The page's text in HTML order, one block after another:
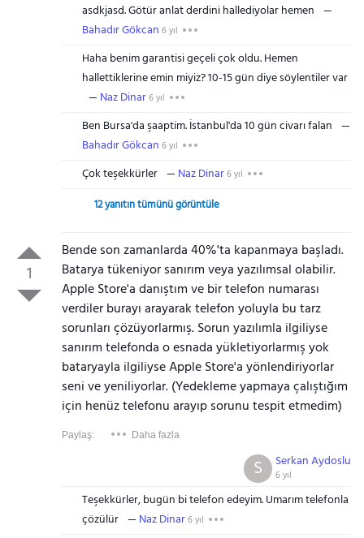
asdkjasd. Götür anlat derdini hallediyolar hemen
Bahadır Gökcan 6 yıl
Haha benim garantisi geçeli çok oldu. Hemen
hallettiklerine emin miyiz? 10-15 gün diye söylentiler var
Naz Dinar6 yıl
Ben Bursa'da şaaptim. İstanbul'da 10 gün civarı falan
Bahadır Gökcan 6 yıl
Çok teşekkürler Naz Dinar6 yıl
12 yanıtın tümünü görüntüle
1
Bende son zamanlarda 40%'ta kapanmaya başladı.
Batarya tükeniyor sanırım veya yazılımsal olabilir.
Apple Store'a danıştım ve bir telefon numarası
verdiler burayı arayarak telefon yoluyla bu tarz
sorunları çözüyorlarmış. Sorun yazılımla ilgiliyse
sanırım telefonda o esnada yükletiyorlarmış yok
bataryayla ilgiliyse Apple Store'a yönlendiriyorlar
seni ve yeniliyorlar. (Yedekleme yapmaya çalıştığım
için henüz telefonu arayıp sorunu tespit etmedim)
Paylaş: Daha fazla
Serkan Aydoslu
6 yıl
S
Teşekkürler, bugün bi telefon edeyim. Umarım telefonla
çözülür
Naz Dinar6 yıl